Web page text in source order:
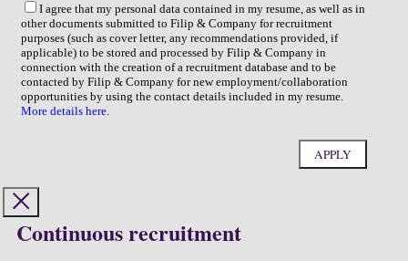
I agree that my personal data contained in my resume, as well as in
other documents submitted to Filip & Company for recruitment
purposes (such as cover letter, any recommendations provided, if
applicable) to be stored and processed by Filip & Company in
connection with the creation of a recruitment database and to be
contacted by Filip & Company for new employment/collaboration
opportunities by using the contact details included in my resume.
More details here.
Continuous recruitment